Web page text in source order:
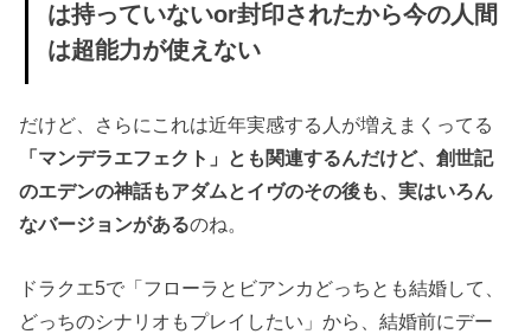
の手段で取り
戻せる？
は持っていないor封印されたから今の人間
は超能力が使えない
だけど、さらにこれは近年実感する人が増えまくってる
「マンデラエフェクト」とも関連するんだけど、創世記
のエデンの神話もアダムとイヴのその後も、実はいろん
なバージョンがあるのね。
ドラクエ5で「フローラとビアンカどっちとも結婚して、
どっちのシナリオもプレイしたい」から、結婚前にデー